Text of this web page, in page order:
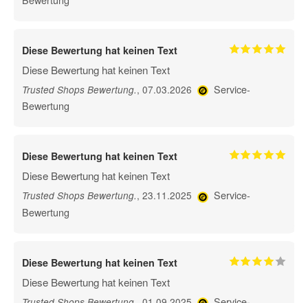
Diese Bewertung hat keinen Text
Diese Bewertung hat keinen Text
Trusted Shops Bewertung., 07.03.2026
Service-
Bewertung
Diese Bewertung hat keinen Text
Diese Bewertung hat keinen Text
Trusted Shops Bewertung., 23.11.2025
Service-
Bewertung
Diese Bewertung hat keinen Text
Diese Bewertung hat keinen Text